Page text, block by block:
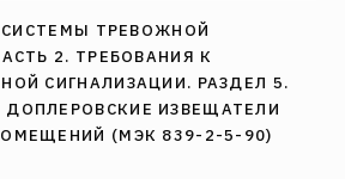
СИСТЕМЫ ТРЕВОЖНОЙ
2. ТРЕБОВАНИЯ К
СИГНАЛИЗАЦИИ. РАЗДЕЛ 5.
ИЗВЕЩАТЕЛИ
(МЭК 839-2-5-90)